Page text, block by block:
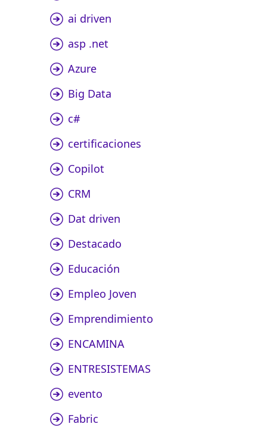
ai driven
asp .net
Azure
Big Data
c#
certificaciones
Copilot
CRM
Dat driven
Destacado
Educación
Empleo Joven
Emprendimiento
ENCAMINA
ENTRESISTEMAS
evento
Fabric